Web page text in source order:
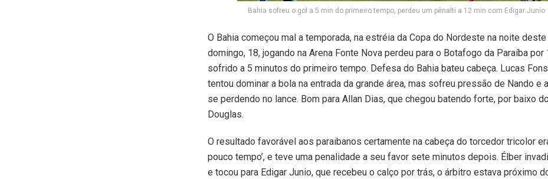
Bahia sofreu o gol a 5 min do primeiro tempo, perdeu um pênalti a 12 min com Edigar Junio
O Bahia começou mal a temporada, na estréia da Copa do Nordeste na noite deste
domingo, 18, jogando na Arena Fonte Nova perdeu para o Botafogo da Paraíba por
sofrido a 5 minutos do primeiro tempo. Defesa do Bahia bateu cabeça. Lucas
tentou dominar a bola na entrada da grande área, mas sofreu pressão de Nando e
se perdendo no lance. Bom para Allan Dias, que chegou batendo forte, por baixo
Douglas.
O resultado favorável aos paraibanos certamente na cabeça do torcedor tricolor
pouco tempo’, e teve uma penalidade a seu favor sete minutos depois. Élber
e tocou para Edigar Junio, que recebeu o calço por trás, o árbitro estava próximo